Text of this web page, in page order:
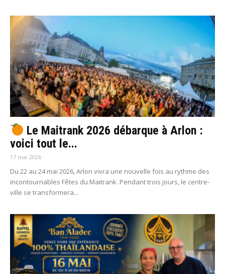
Le Maitrank 2026 débarque à Arlon :
voici tout le...
17 mai 2026
Du 22 au 24 mai 2026, Arlon vivra une nouvelle fois au rythme des
incontournables Fêtes du Maitrank. Pendant trois jours, le centre-
ville se transformera...